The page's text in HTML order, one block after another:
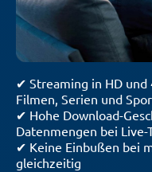
✔ Streaming in HD
Filmen, Serien und
✔ Hohe Download-
Datenmengen bei Live-
✔ Keine Einbußen bei
gleichzeitig